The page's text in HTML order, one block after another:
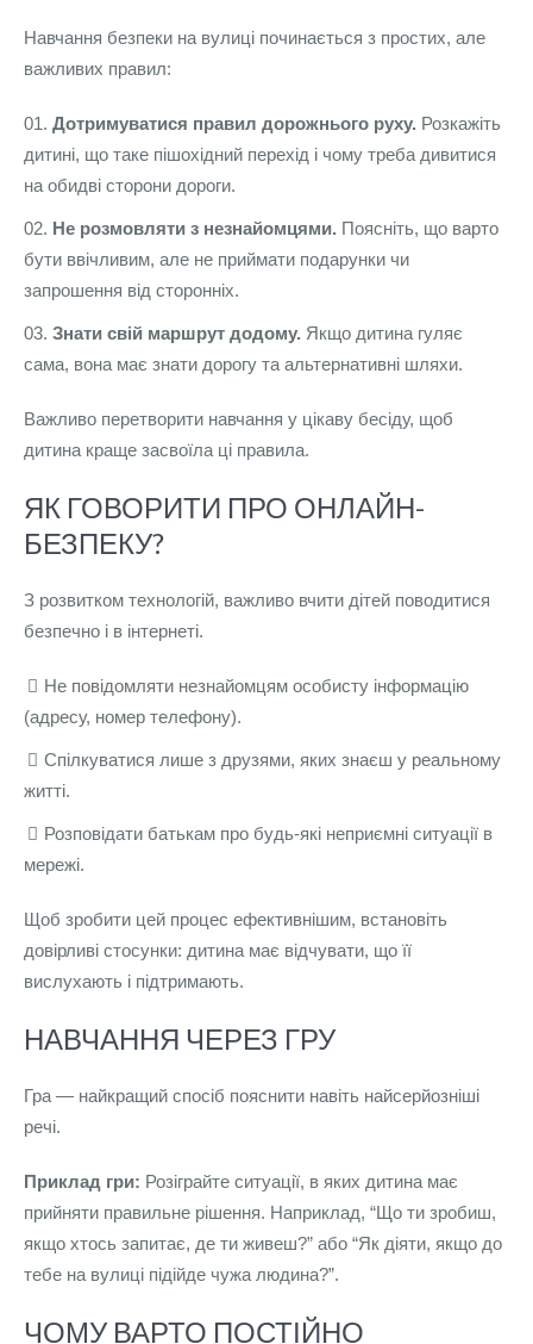
Навчання безпеки на вулиці починається з простих, але
важливих правил:
Дотримуватися правил дорожнього руху. Розкажіть
дитині, що таке пішохідний перехід і чому треба дивитися
на обидві сторони дороги.
Не розмовляти з незнайомцями. Поясніть, що варто
бути ввічливим, але не приймати подарунки чи
запрошення від сторонніх.
Знати свій маршрут додому. Якщо дитина гуляє
сама, вона має знати дорогу та альтернативні шляхи.
Важливо перетворити навчання у цікаву бесіду, щоб
дитина краще засвоїла ці правила.
ЯК ГОВОРИТИ ПРО ОНЛАЙН-
БЕЗПЕКУ?
З розвитком технологій, важливо вчити дітей поводитися
безпечно і в інтернеті.
Не повідомляти незнайомцям особисту інформацію
(адресу, номер телефону).
Спілкуватися лише з друзями, яких знаєш у реальному
житті.
Розповідати батькам про будь-які неприємні ситуації в
мережі.
Щоб зробити цей процес ефективнішим, встановіть
довірливі стосунки: дитина має відчувати, що її
вислухають і підтримають.
НАВЧАННЯ ЧЕРЕЗ ГРУ
Гра — найкращий спосіб пояснити навіть найсерйозніші
речі.
Приклад гри: Розіграйте ситуації, в яких дитина має
прийняти правильне рішення. Наприклад, “Що ти зробиш,
якщо хтось запитає, де ти живеш?” або “Як діяти, якщо до
тебе на вулиці підійде чужа людина?”.
ЧОМУ ВАРТО ПОСТІЙНО